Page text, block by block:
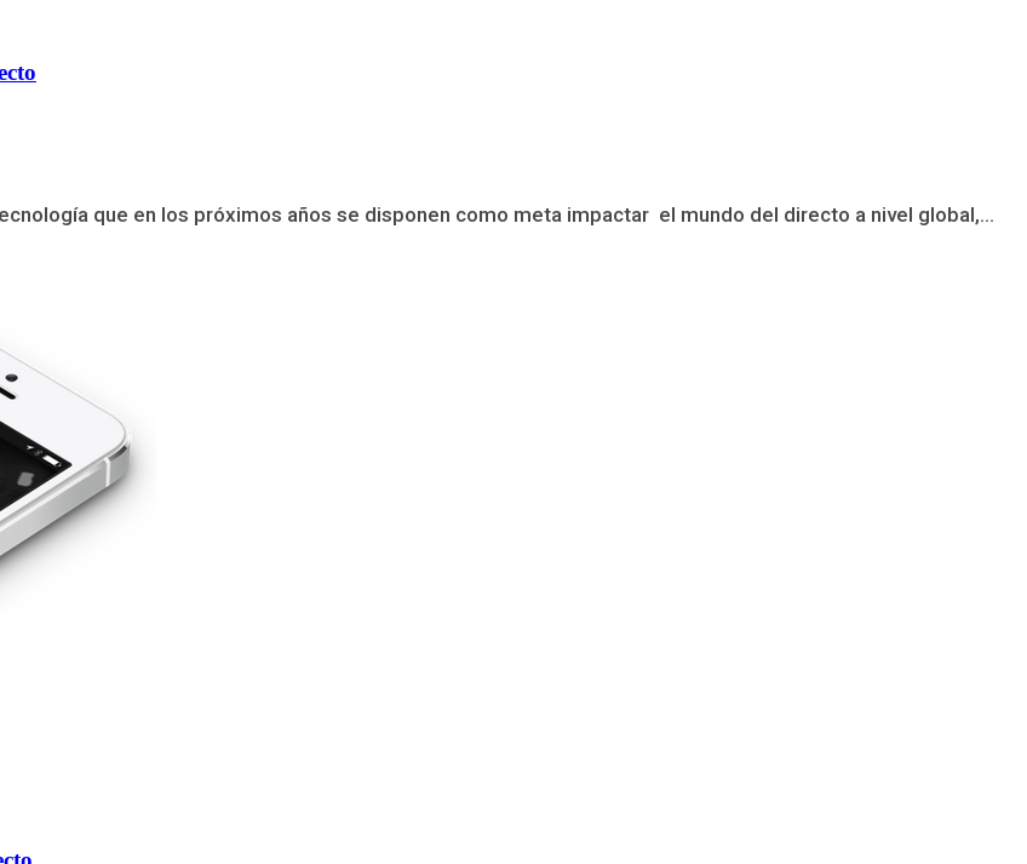
que en los próximos años se disponen como meta impactar el mundo del directo a nivel global,...